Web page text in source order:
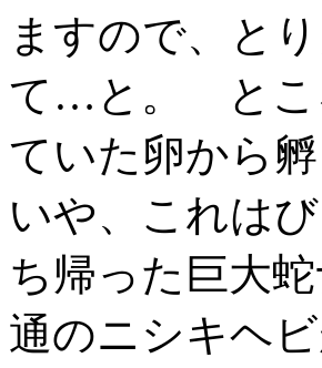
ますので、と
て…と。 とこ
ていた卵から
いや、これは
ち帰った巨大
通のニシキヘ